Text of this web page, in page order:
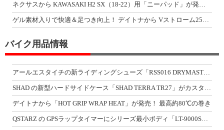
ネクサスから KAWASAKI H2 SX（18-22）用「ニーパッド」が発売！
ゲル素材入りで快適＆足つき向上！ デイトナから Vストローム250SX用「快適ロ
バイク用品情報
アールエスタイチの新ライディングシューズ「RSS016 DRYMASTER スト
SHAD の新型ハードサイドケース「SHAD TERRA TR27」がカスタムジ
デイトナから「HOT GRIP WRAP HEAT」が発売！ 最高約80℃の巻き
QSTARZ の GPSラップタイマーにシリーズ最小ボディ「LT-9000S」が